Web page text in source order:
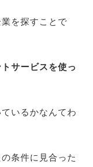
を探すことで
サービスを使っ
いるかなんてわ
条件に見合った